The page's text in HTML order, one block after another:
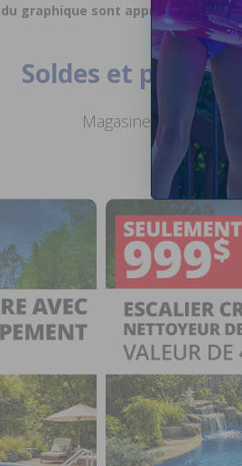
graphique sont approximatives
Soldes et
Magasinez des